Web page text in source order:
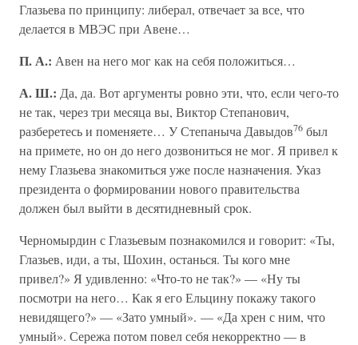
Глазьева по принципу: либерал, отвечает за все, что
делается в МВЭС при Авене…
П. А.: Авен на него мог как на себя положиться…
А. Ш.: Да, да. Вот аргументы ровно эти, что, если чего-то
не так, через три месяца вы, Виктор Степанович,
разберетесь и поменяете… У Степаныча Давыдов76 был
на примете, но он до него дозвониться не мог. Я привел к
нему Глазьева знакомиться уже после назначения. Указ
президента о формировании нового правительства
должен был выйти в десятидневный срок.
Черномырдин с Глазьевым познакомился и говорит: «Ты,
Глазьев, иди, а ты, Шохин, останься. Ты кого мне
привел?» Я удивленно: «Что-то не так?» — «Ну ты
посмотри на него… Как я его Ельцину покажу такого
невидящего?» — «Зато умный». — «Да хрен с ним, что
умный». Сережа потом повел себя некорректно — в